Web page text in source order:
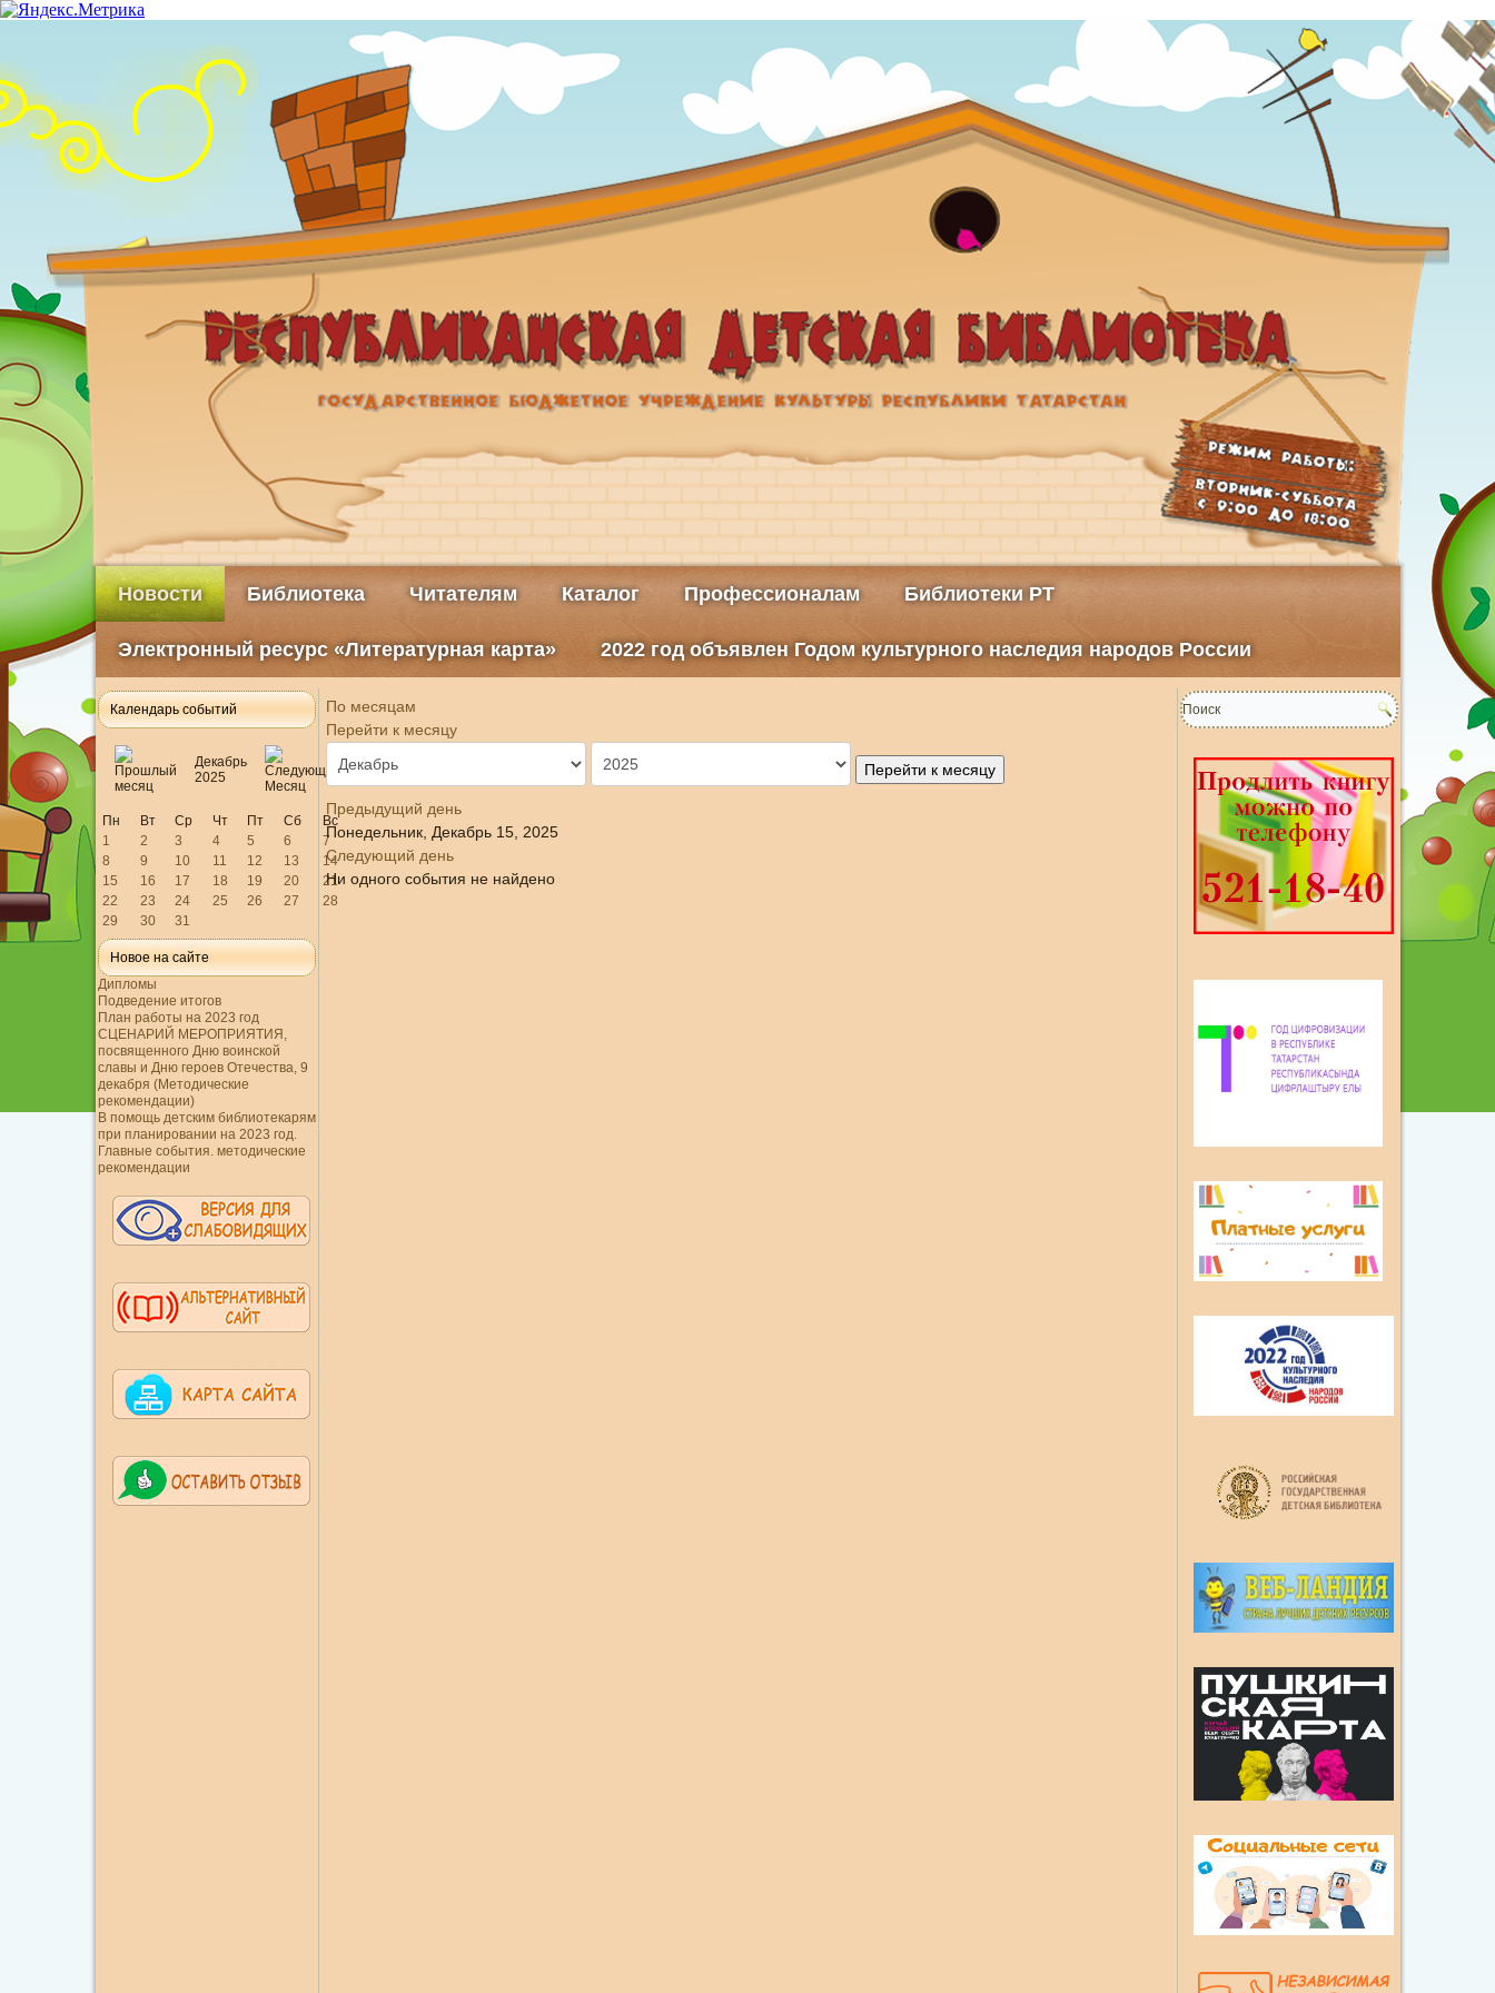
Новости Библиотека Читателям Каталог Профессионалам Библиотеки РТ
Электронный ресурс «Литературная карта» 2022 год объявлен Годом культурного наследия народов России
Календарь событий
Декабрь
2025
Пн Вт Ср Чт Пт Сб
Вс
1
2 3 4 5 6
7
8
9 10 11 12 13
14
15
16 17 18 19 20
21
22
23 24 25 26 27
28
29
30 31
Новое на сайте
Дипломы
Подведение итогов
План работы на 2023 год
СЦЕНАРИЙ МЕРОПРИЯТИЯ,
посвященного Дню воинской
славы и Дню героев Отечества, 9
декабря (Методические
рекомендации)
В помощь детским библиотекарям
при планировании на 2023 год.
Главные события. методические
рекомендации
По месяцам
Перейти к месяцу
Перейти к месяцу
Предыдущий день
Понедельник, Декабрь 15, 2025
Следующий день
Ни одного события не найдено